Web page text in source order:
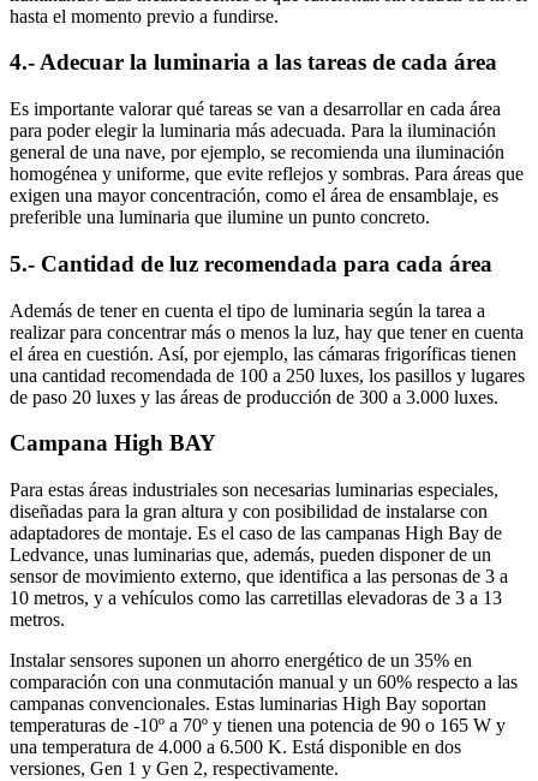
hasta el momento previo a fundirse.
4.- Adecuar la luminaria a las tareas de cada área
Es importante valorar qué tareas se van a desarrollar en cada área
para poder elegir la luminaria más adecuada. Para la iluminación
general de una nave, por ejemplo, se recomienda una iluminación
homogénea y uniforme, que evite reflejos y sombras. Para áreas que
exigen una mayor concentración, como el área de ensamblaje, es
preferible una luminaria que ilumine un punto concreto.
5.- Cantidad de luz recomendada para cada área
Además de tener en cuenta el tipo de luminaria según la tarea a
realizar para concentrar más o menos la luz, hay que tener en cuenta
el área en cuestión. Así, por ejemplo, las cámaras frigoríficas tienen
una cantidad recomendada de 100 a 250 luxes, los pasillos y lugares
de paso 20 luxes y las áreas de producción de 300 a 3.000 luxes.
Campana High BAY
Para estas áreas industriales son necesarias luminarias especiales,
diseñadas para la gran altura y con posibilidad de instalarse con
adaptadores de montaje. Es el caso de las campanas High Bay de
Ledvance, unas luminarias que, además, pueden disponer de un
sensor de movimiento externo, que identifica a las personas de 3 a
10 metros, y a vehículos como las carretillas elevadoras de 3 a 13
metros.
Instalar sensores suponen un ahorro energético de un 35% en
comparación con una conmutación manual y un 60% respecto a las
campanas convencionales. Estas luminarias High Bay soportan
temperaturas de -10º a 70º y tienen una potencia de 90 o 165 W y
una temperatura de 4.000 a 6.500 K. Está disponible en dos
versiones, Gen 1 y Gen 2, respectivamente.